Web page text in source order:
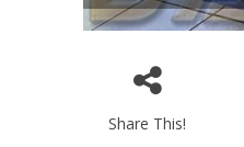
Share This!